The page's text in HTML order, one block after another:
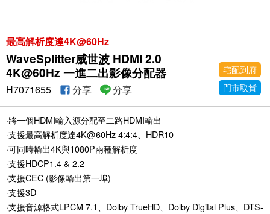
最高解析度達4K@60Hz
WaveSplitter威世波 HDMI 2.0
4K@60Hz 一進二出影像分配器
宅配到府
門市取貨
H7071655 分享 分享
·將一個HDMI輸入源分配至二路HDMI輸出
·支援最高解析度達4K@60Hz 4:4:4、HDR10
·可同時輸出4K與1080P兩種解析度
·支援HDCP1.4 & 2.2
·支援CEC (影像輸出第一埠)
·支援3D
·支援音源格式LPCM 7.1、Dolby TrueHD、Dolby Digital Plus、DTS-